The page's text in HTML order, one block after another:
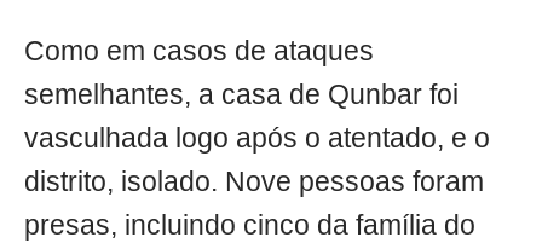
Como em casos de ataques
semelhantes, a casa de Qunbar foi
vasculhada logo após o atentado, e o
distrito, isolado. Nove pessoas foram
presas, incluindo cinco da família do